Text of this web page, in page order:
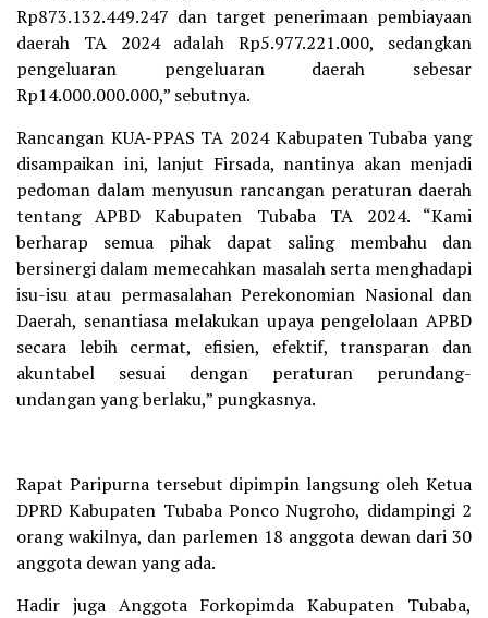
Rp873.132.449.247 dan target penerimaan pembiayaan
daerah TA 2024 adalah Rp5.977.221.000, sedangkan
pengeluaran pengeluaran daerah sebesar
Rp14.000.000.000,” sebutnya.
Rancangan KUA-PPAS TA 2024 Kabupaten Tubaba yang
disampaikan ini, lanjut Firsada, nantinya akan menjadi
pedoman dalam menyusun rancangan peraturan daerah
tentang APBD Kabupaten Tubaba TA 2024. “Kami
berharap semua pihak dapat saling membahu dan
bersinergi dalam memecahkan masalah serta menghadapi
isu-isu atau permasalahan Perekonomian Nasional dan
Daerah, senantiasa melakukan upaya pengelolaan APBD
secara lebih cermat, efisien, efektif, transparan dan
akuntabel sesuai dengan peraturan perundang-
undangan yang berlaku,” pungkasnya.
Rapat Paripurna tersebut dipimpin langsung oleh Ketua
DPRD Kabupaten Tubaba Ponco Nugroho, didampingi 2
orang wakilnya, dan parlemen 18 anggota dewan dari 30
anggota dewan yang ada.
Hadir juga Anggota Forkopimda Kabupaten Tubaba,